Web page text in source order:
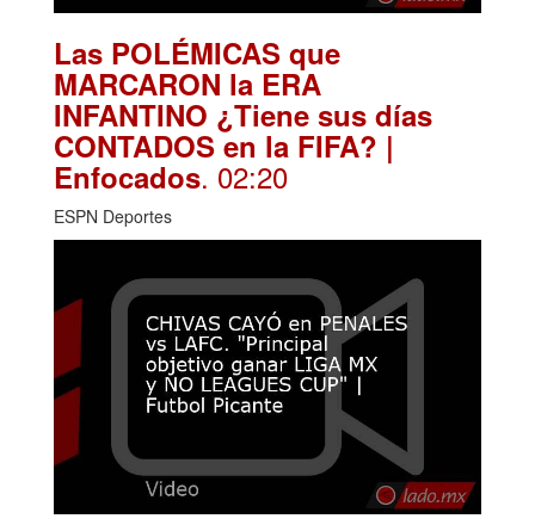
Las POLÉMICAS que
MARCARON la ERA
INFANTINO ¿Tiene sus días
CONTADOS en la FIFA? |
Enfocados. 02:20
ESPN Deportes